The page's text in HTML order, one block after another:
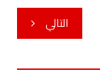
التالي